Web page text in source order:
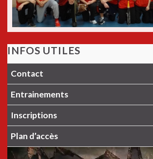
INFOS UTILES
Contact
Entrainements
Inscriptions
Plan d’accès